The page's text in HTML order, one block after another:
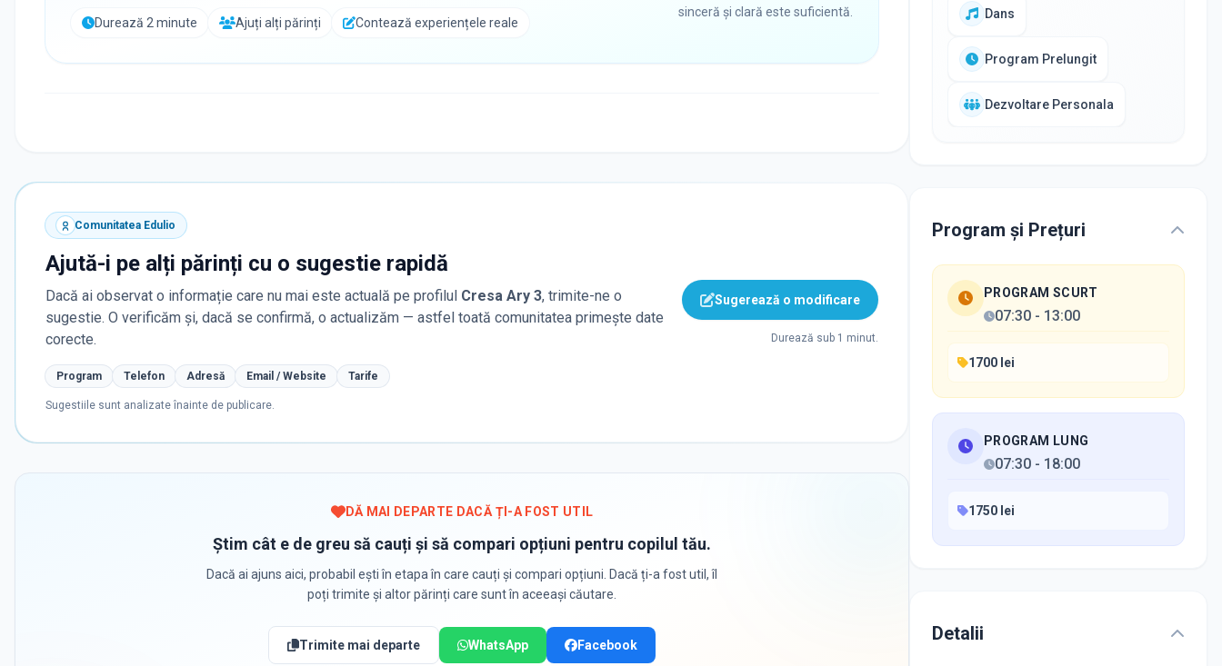
Durează 2 minute Ajuți alți părinți Contează experiențele reale
sinceră și clară este suficientă.
Comunitatea Edulio
Ajută-i pe alți părinți cu o sugestie rapidă
Dacă ai observat o informație care nu mai este actuală pe profilul Cresa Ary 3, trimite-ne o
sugestie. O verificăm și, dacă se confirmă, o actualizăm — astfel toată comunitatea primește date
corecte.
Program Telefon Adresă Email / Website Tarife
Sugestiile sunt analizate înainte de publicare.
Sugerează o modificare
Durează sub 1 minut.
DĂ MAI DEPARTE DACĂ ȚI-A FOST UTIL
Știm cât e de greu să cauți și să compari opțiuni pentru copilul tău.
Dacă ai ajuns aici, probabil ești în etapa în care cauți și compari opțiuni. Dacă ți-a fost util, îl
poți trimite și altor părinți care sunt în aceeași căutare.
Trimite mai departe WhatsApp Facebook
Dans
Program Prelungit
Dezvoltare Personala
Program și Prețuri
PROGRAM SCURT
07:30 - 13:00
1700 lei
PROGRAM LUNG
07:30 - 18:00
1750 lei
Detalii